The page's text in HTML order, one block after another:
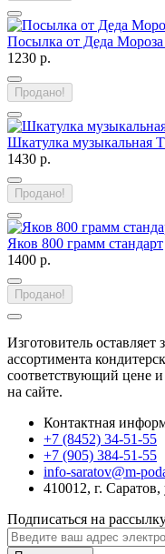
Посылка от Деда
1230 р.
Продано!
Шкатулка музыкальная
1430 р.
Продано!
Яков 800 грамм стандарт
1400 р.
Продано!
Изготовитель
ассортимента
соответствующий цене и
на сайте.
Контактная
+7 (8452) 34-51-55
+7 (905) 384-51-55
info-saratov@m-
410012, г.
Подписаться на